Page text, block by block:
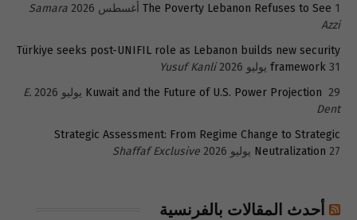
The Poverty Lebanon Refuses to See 1 أغسطس 2026
Samara
Azzi
Türkiye seeks post-UNIFIL role as Lebanon builds new security
framework 31 يوليو 2026
Yusuf Kanli
Kuwait and the Future of U.S. Power Projection 29 يوليو 2026
E.
Dent
Strategic Assessment: From Regime Change to Strategic
Neutralization 27 يوليو 2026 Shaffaf Exclusive
أحدث المقالات بالفرنسية